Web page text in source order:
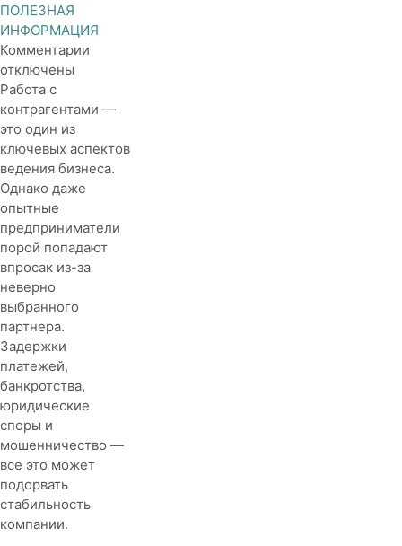
ПОЛЕЗНАЯ
ИНФОРМАЦИЯ
Комментарии
снизить
при
работе
отключены
Работа с
контрагентами —
это один из
ключевых аспектов
ведения бизнеса.
Однако даже
опытные
предприниматели
порой попадают
впросак из-за
неверно
выбранного
партнера.
Задержки
платежей,
банкротства,
юридические
споры и
мошенничество —
все это может
подорвать
стабильность
компании.